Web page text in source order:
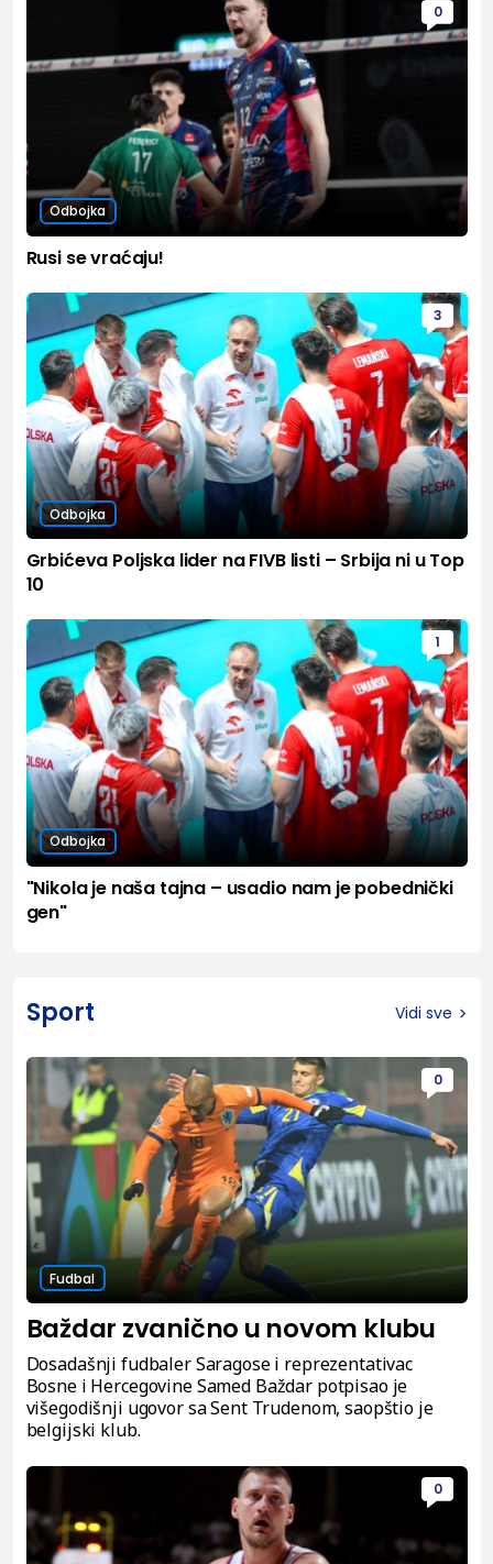
0
Odbojka
Rusi se vraćaju!
3
Odbojka
Grbićeva Poljska lider na FIVB listi – Srbija ni u Top
10
1
Odbojka
"Nikola je naša tajna – usadio nam je pobednički
gen"
Sport Vidi sve
0
Fudbal
Baždar zvanično u novom klubu
Dosadašnji fudbaler Saragose i reprezentativac
Bosne i Hercegovine Samed Baždar potpisao je
višegodišnji ugovor sa Sent Trudenom, saopštio je
belgijski klub.
0